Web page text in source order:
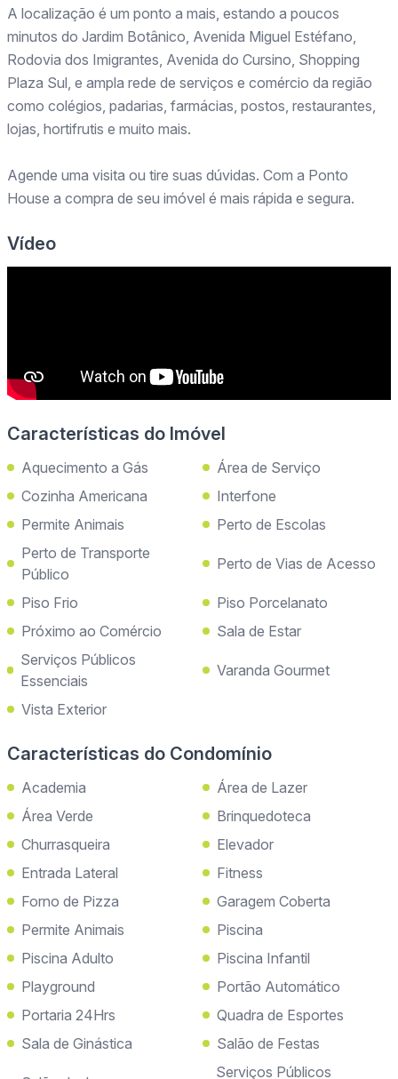
A localização é um ponto a mais, estando a poucos
minutos do Jardim Botânico, Avenida Miguel Estéfano,
Rodovia dos Imigrantes, Avenida do Cursino, Shopping
Plaza Sul, e ampla rede de serviços e comércio da região
como colégios, padarias, farmácias, postos, restaurantes,
lojas, hortifrutis e muito mais.
Agende uma visita ou tire suas dúvidas. Com a Ponto
House a compra de seu imóvel é mais rápida e segura.
Vídeo
Características do Imóvel
Aquecimento a Gás
Área de Serviço
Cozinha Americana
Interfone
Permite Animais
Perto de Escolas
Perto de Transporte
Público
Perto de Vias de Acesso
Piso Frio
Piso Porcelanato
Próximo ao Comércio
Sala de Estar
Serviços Públicos
Essenciais
Varanda Gourmet
Vista Exterior
Características do Condomínio
Academia
Área de Lazer
Área Verde
Brinquedoteca
Churrasqueira
Elevador
Entrada Lateral
Fitness
Forno de Pizza
Garagem Coberta
Permite Animais
Piscina
Piscina Adulto
Piscina Infantil
Playground
Portão Automático
Portaria 24Hrs
Quadra de Esportes
Sala de Ginástica
Salão de Festas
Serviços Públicos